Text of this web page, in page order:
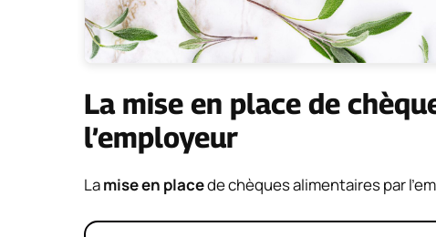
La mise en place de
l’employeur
Lamise en placede chèques alimentaires par